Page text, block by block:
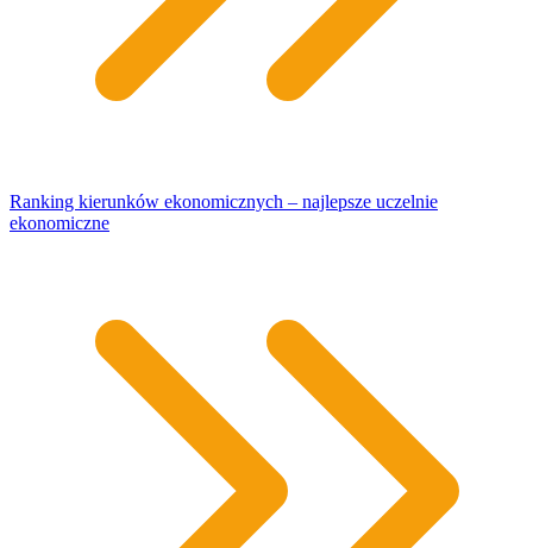
Ranking kierunków ekonomicznych – najlepsze uczelnie
ekonomiczne